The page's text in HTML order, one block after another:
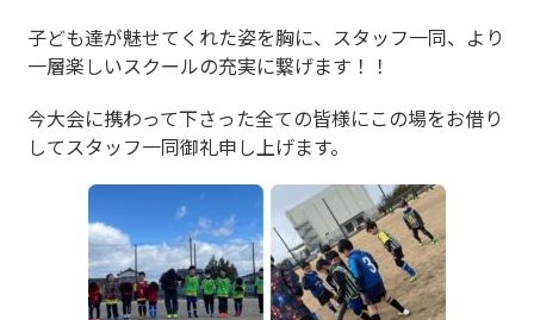
子ども達が魅せてくれた姿を胸に、スタッフ一同、より
一層楽しいスクールの充実に繋げます！！
今大会に携わって下さった全ての皆様にこの場をお借り
してスタッフ一同御礼申し上げます。